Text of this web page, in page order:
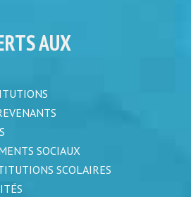
AUX
SOCIAUX
SCOLAIRES